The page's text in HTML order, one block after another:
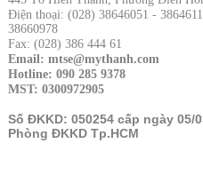
Điện thoại: (028) 38646051 -
38660978
Fax: (028) 386 444 61
Email: mtse@mythanh.com
Hotline: 090 285 9378
MST: 0300972905
Số ĐKKD: 050254 cấp ngày 05/
Phòng ĐKKD Tp.HCM